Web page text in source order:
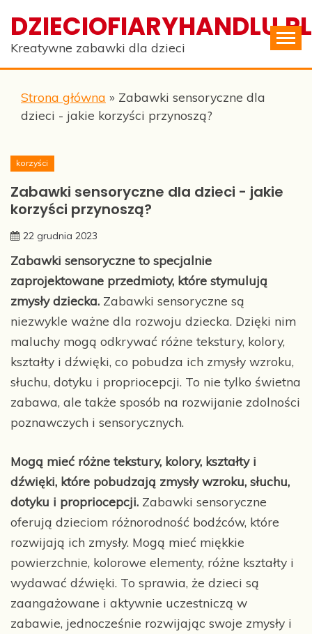
content
DZIECIOFIARYHANDLU.PL
Kreatywne zabawki dla dzieci
Strona główna » Zabawki sensoryczne dla
dzieci - jakie korzyści przynoszą?
korzyści
Zabawki sensoryczne dla dzieci - jakie
korzyści przynoszą?
22 grudnia 2023
Zabawki sensoryczne to specjalnie
zaprojektowane przedmioty, które stymulują
zmysły dziecka. Zabawki sensoryczne są
niezwykle ważne dla rozwoju dziecka. Dzięki nim
maluchy mogą odkrywać różne tekstury, kolory,
kształty i dźwięki, co pobudza ich zmysły wzroku,
słuchu, dotyku i propriocepcji. To nie tylko świetna
zabawa, ale także sposób na rozwijanie zdolności
poznawczych i sensorycznych.
Mogą mieć różne tekstury, kolory, kształty i
dźwięki, które pobudzają zmysły wzroku, słuchu,
dotyku i propriocepcji. Zabawki sensoryczne
oferują dzieciom różnorodność bodźców, które
rozwijają ich zmysły. Mogą mieć miękkie
powierzchnie, kolorowe elementy, różne kształty i
wydawać dźwięki. To sprawia, że dzieci są
zaangażowane i aktywnie uczestniczą w
zabawie, jednocześnie rozwijając swoje zmysły i